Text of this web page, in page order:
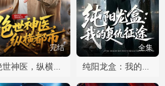
完结
绝世神医，纵横都市
全集